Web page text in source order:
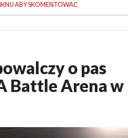
ABY SKOMENTOWAĆ
o pas
Battle Arena w